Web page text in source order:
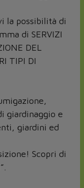
la possibilità di
di SERVIZI
DEL
TIPI DI
giardinaggio e
giardini ed
Scopri di
”.